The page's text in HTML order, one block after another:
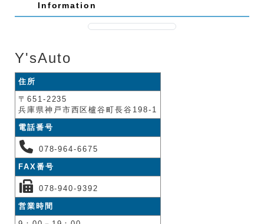
Information
Y'sAuto
住所
〒651-2235
兵庫県神戸市西区櫨谷町長谷198-1
電話番号
078-964-6675
FAX番号
078-940-9392
営業時間